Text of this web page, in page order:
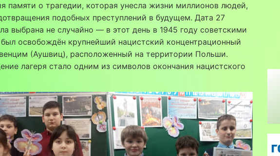
памяти о трагедии, которая унесла жизни миллионов людей,
подобных преступлений в будущем. Дата 27
выбрана не случайно — в этот день в 1945 году советскими
освобождён крупнейший нацистский концентрационный
(Аушвиц), расположенный на территории Польши.
лагеря стало одним из символов окончания нацистского